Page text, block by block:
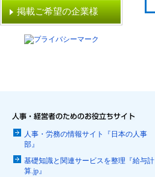
掲載ご希望の企業様
人事・労務の情報サイト『日本の人事
部』
基礎知識と関連サービスを整理『給与計
算.jp』